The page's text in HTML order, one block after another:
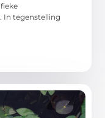
In tegenstelling